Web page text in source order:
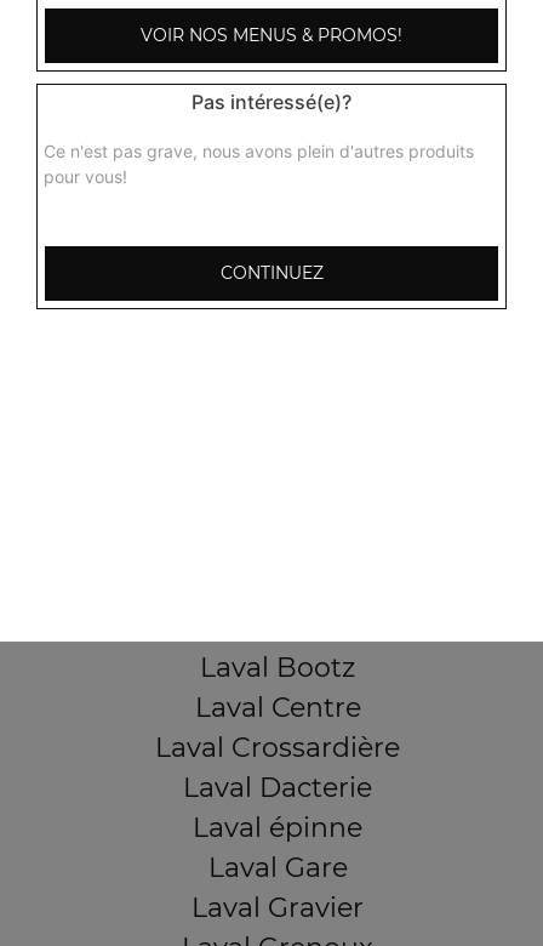
Laval Bootz
Laval Centre
Laval Crossardière
Laval Dacterie
Laval épinne
Laval Gare
Laval Gravier
VOIR NOS MENUS & PROMOS!
Pas intéressé(e)?
Ce n'est pas grave, nous avons plein d'autres produits
pour vous!
CONTINUEZ